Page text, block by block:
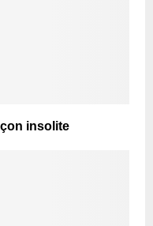
insolite